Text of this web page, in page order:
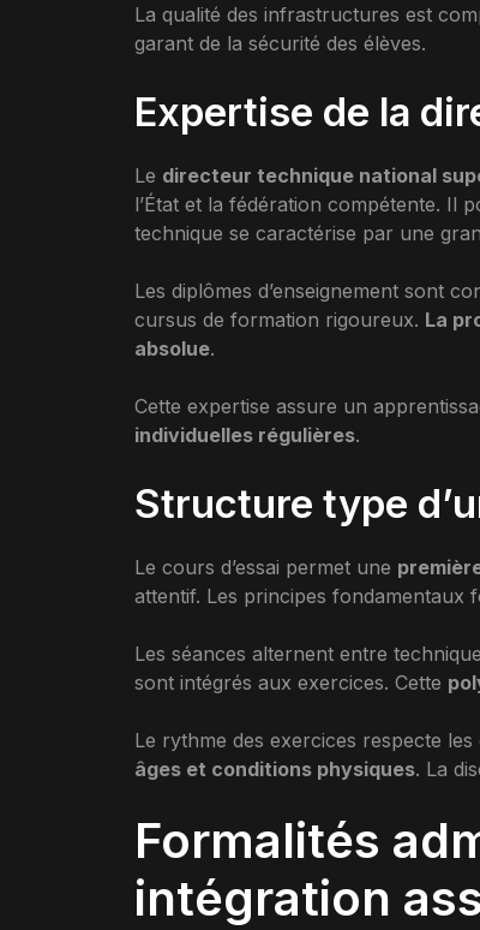
La qualité des infrastructures est
garant de la sécurité des élèves.
Expertise de la
Le directeur technique national
l’État et la fédération compétente. Il
technique se caractérise par une
Les diplômes d’enseignement sont
cursus de formation rigoureux. La
absolue.
Cette expertise assure un
individuelles régulières.
Structure type
Le cours d’essai permet une
attentif. Les principes fondamentaux
Les séances alternent entre
sont intégrés aux exercices. Cette
Le rythme des exercices respecte les
âges et conditions physiques. La
Formalités
intégration